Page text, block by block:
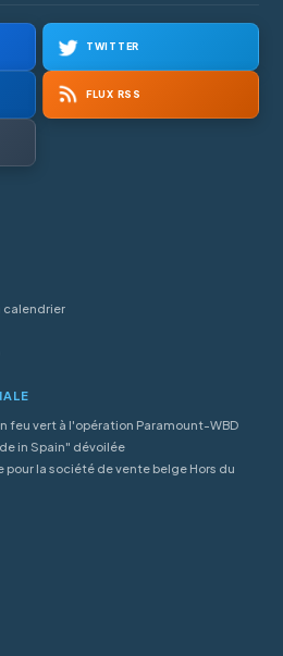
TWITTER
FLUX RSS
calendrier
feu vert à l'opération Paramount-WBD
in Spain" dévoilée
pour la société de vente belge Hors du